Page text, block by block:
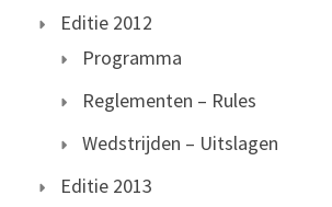
Editie 2012
Programma
Reglementen – Rules
Wedstrijden – Uitslagen
Editie 2013